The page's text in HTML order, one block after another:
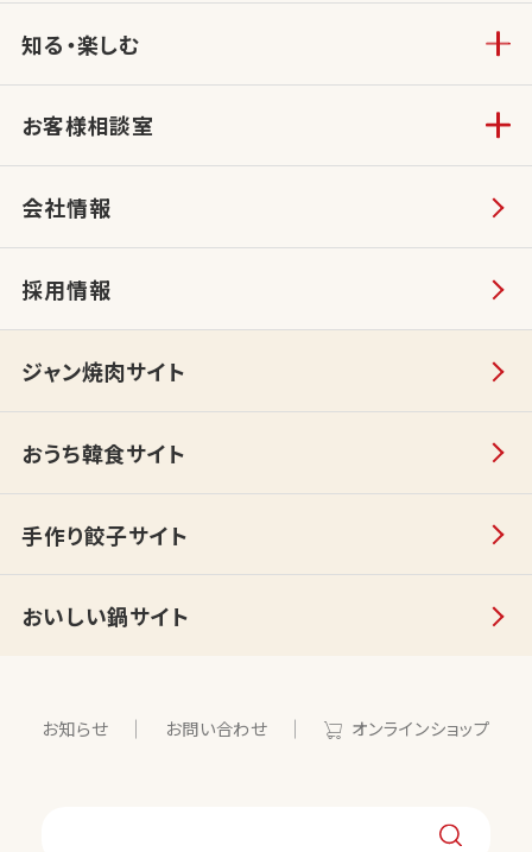
知る・楽しむ
お客様相談室
会社情報
採用情報
ジャン焼肉サイト
おうち韓食サイト
手作り餃子サイト
おいしい鍋サイト
お知らせ お問い合わせ オンラインショップ